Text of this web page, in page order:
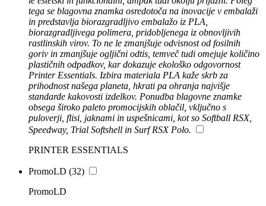
tega se blagovna znamka osredotoča na inovacije v embalaži
in predstavlja biorazgradljivo embalažo iz PLA,
biorazgradljivega polimera, pridobljenega iz obnovljivih
rastlinskih virov. To ne le zmanjšuje odvisnost od fosilnih
goriv in zmanjšuje ogljični odtis, temveč tudi omejuje količino
plastičnih odpadkov, kar dokazuje ekološko odgovornost
Printer Essentials. Izbira materiala PLA kaže skrb za
prihodnost našega planeta, hkrati pa ohranja najvišje
standarde kakovosti izdelkov. Ponudba blagovne znamke
obsega široko paleto promocijskih oblačil, vključno s
puloverji, flisi, jaknami in uspešnicami, kot so Softball RSX,
Speedway, Trial Softshell in Surf RSX Polo.
PRINTER ESSENTIALS
PromoLD (32)
PromoLD